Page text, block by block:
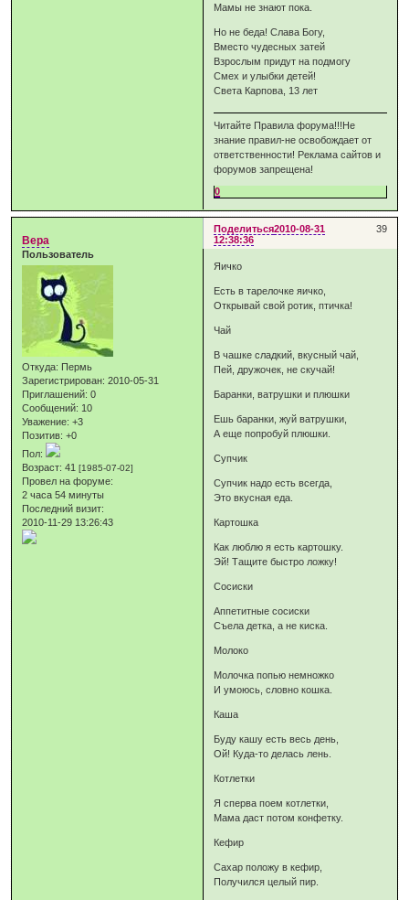
Мамы не знают пока.
Но не беда! Слава Богу,
Вместо чудесных затей
Взрослым придут на подмогу
Смех и улыбки детей!
Света Карпова, 13 лет
Читайте Правила форума!!!Не
знание правил-не освобождает от
ответственности! Реклама сайтов и
форумов запрещена!
0
Поделиться 39
2010-08-31
12:38:36
Вера
Пользователь
Откуда: Пермь
Зарегистрирован: 2010-05-31
Приглашений: 0
Сообщений: 10
Уважение: +3
Позитив: +0
Пол:
Возраст: 41[1985-07-02]
Провел на форуме:
2 часа 54 минуты
Последний визит:
2010-11-29 13:26:43
Яичко
Есть в тарелочке яичко,
Открывай свой ротик, птичка!
Чай
В чашке сладкий, вкусный чай,
Пей, дружочек, не скучай!
Баранки, ватрушки и плюшки
Ешь баранки, жуй ватрушки,
А еще попробуй плюшки.
Супчик
Супчик надо есть всегда,
Это вкусная еда.
Картошка
Как люблю я есть картошку.
Эй! Тащите быстро ложку!
Сосиски
Аппетитные сосиски
Съела детка, а не киска.
Молоко
Молочка попью немножко
И умоюсь, словно кошка.
Каша
Буду кашу есть весь день,
Ой! Куда-то делась лень.
Котлетки
Я сперва поем котлетки,
Мама даст потом конфетку.
Кефир
Сахар положу в кефир,
Получился целый пир.